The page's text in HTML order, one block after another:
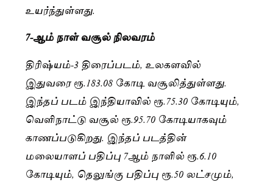
உயர்ந்துள்ளது.
7-ஆம் நாள் வசூல் நிலவரம்
திரிஷ்யம்-3 திரைப்படம், உலகளவில்
இதுவரை ரூ.183.08 கோடி வசூலித்துள்ளது.
இந்தப் படம் இந்தியாவில் ரூ.75.30 கோடியும்,
வெளிநாட்டு வசூல் ரூ.95.70 கோடியாகவும்
காணப்படுகிறது. இந்தப் படத்தின்
மலையாளப் பதிப்பு 7ஆம் நாளில் ரூ.6.10
கோடியும், தெலுங்கு பதிப்பு ரூ.50 லட்சமும்,